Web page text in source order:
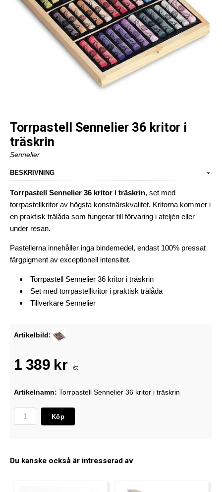
Torrpastell Sennelier 36 kritor i
träskrin
Sennelier
BESKRIVNING
Torrpastell Sennelier 36 kritor i träskrin, set med
torrpastellkritor av högsta konstnärskvalitet. Kritorna kommer i
en praktisk trälåda som fungerar till förvaring i ateljén eller
under resan.
Pastellerna innehåller inga bindemedel, endast 100% pressat
färgpigment av exceptionell intensitet.
Torrpastell Sennelier 36 kritor i träskrin
Set medtorrpastellkritor i praktisk trälåda
Tillverkare Sennelier
Artikelbild:
1 389 kr /st
Artikelnamn: Torrpastell Sennelier 36 kritor i träskrin
Köp
Du kanske också är intresserad av